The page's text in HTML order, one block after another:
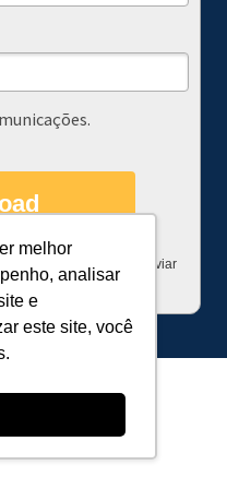
melhor
analisar
e
este site, você
de contato para enviar
SPAM